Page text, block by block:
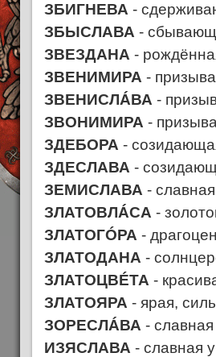
ЗБИГНЕВА -
ЗБЫСЛАВА -
ЗВЕЗДАНА -
ЗВЕНИМИРА -
ЗВЕНИСЛÁВА -
ЗВОНИМИРА -
ЗДЕБОРА -
ЗДЕСЛАВА -
ЗЕМИСЛАВА -
ЗЛАТОВЛÁСА -
ЗЛАТОГÓРА -
ЗЛАТОДАНА -
ЗЛАТОЦВÉТА -
ЗЛАТОЯРА - ярая,
ЗОРЕСЛÁВА -
ИЗЯСЛАВА - славная